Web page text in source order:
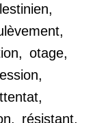
,
,
, otage,
,
,
, résistant,